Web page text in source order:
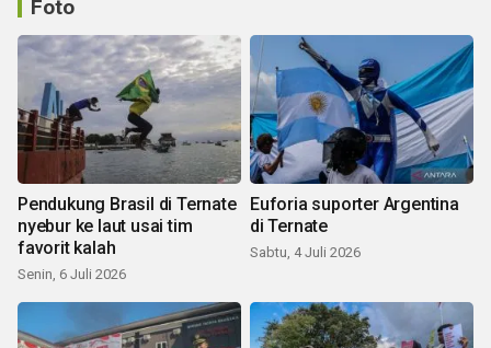
Foto
Pendukung Brasil di Ternate
nyebur ke laut usai tim
favorit kalah
Senin, 6 Juli 2026
Euforia suporter Argentina
di Ternate
Sabtu, 4 Juli 2026